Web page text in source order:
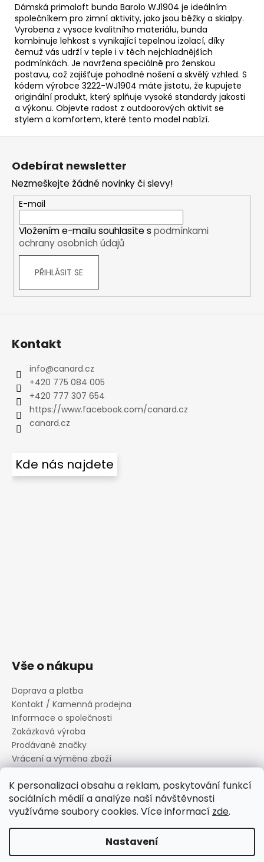
K personalizaci obsahu a reklam, poskytování funkcí
sociálních médií a analýze naší návštěvnosti
využíváme soubory cookies. Více informací zde.
Nastavení
Dámská primaloft bunda Barolo WJ1904 je ideálním
společníkem pro zimní aktivity, jako jsou běžky a skialpy.
Vyrobena z vysoce kvalitního materiálu, bunda
kombinuje lehkost s vynikající tepelnou izolací, díky
čemuž vás udrží v teple i v těch nejchladnějších
podmínkách. Je navržena speciálně pro ženskou
postavu, což zajišťuje pohodlné nošení a skvělý vzhled. S
kódem výrobce 3222-WJ1904 máte jistotu, že kupujete
originální produkt, který splňuje vysoké standardy jakosti
a výkonu. Objevte radost z outdoorových aktivit se
stylem a komfortem, které tento model nabízí.
Z
Odebírat newsletter
Nezmeškejte žádné novinky či slevy!
E-mail
Vložením e-mailu souhlasíte s podmínkami
ochrany osobních údajů
PŘIHLÁSIT SE
Kontakt
info@canard.cz
+420 775 084 005
+420 777 307 654
https://www.facebook.com/canard.cz
canard.cz
Kde nás najdete
Vše o nákupu
Doprava a platba
Kontakt / Kamenná prodejna
Informace o společnosti
Zakázková výroba
Prodávané značky
Vrácení a výměna zboží
Informace o souborech cookies
Reklamační řád
Obchodní podmínky